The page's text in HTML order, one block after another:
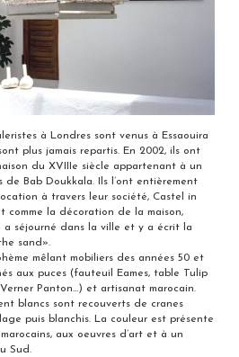
à Londres sont venus à Essaouira
plus jamais repartis. En 2002, ils ont
du XVIIIe siècle appartenant à un
Bab Doukkala. Ils l’ont entièrement
à travers leur société, Castel in
comme la décoration de la maison,
a séjourné dans la ville et y a écrit la
sand».
mêlant mobiliers des années 50 et
aux puces (fauteuil Eames, table Tulip
Verner Panton…) et artisanat marocain.
blancs sont recouverts de cranes
puis blanchis. La couleur est présente
aux oeuvres d’art et à un
Sud.